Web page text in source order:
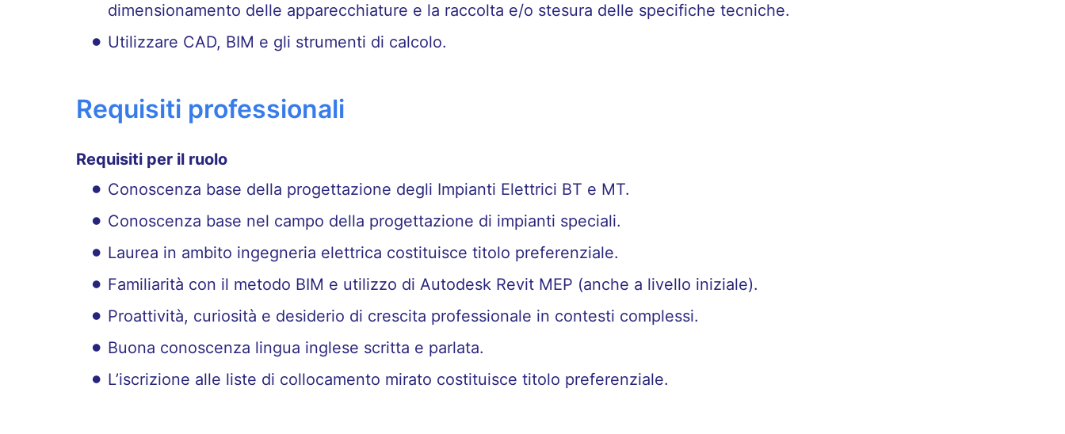
dimensionamento delle apparecchiature e la raccolta e/o stesura delle specifiche tecniche.
Utilizzare CAD, BIM e gli strumenti di calcolo.
Requisiti professionali
Requisiti per il ruolo
Conoscenza base della progettazione degli Impianti Elettrici BT e MT.
Conoscenza base nel campo della progettazione di impianti speciali.
Laurea in ambito ingegneria elettrica costituisce titolo preferenziale.
Familiarità con il metodo BIM e utilizzo di Autodesk Revit MEP (anche a livello iniziale).
Proattività, curiosità e desiderio di crescita professionale in contesti complessi.
Buona conoscenza lingua inglese scritta e parlata.
L’iscrizione alle liste di collocamento mirato costituisce titolo preferenziale.